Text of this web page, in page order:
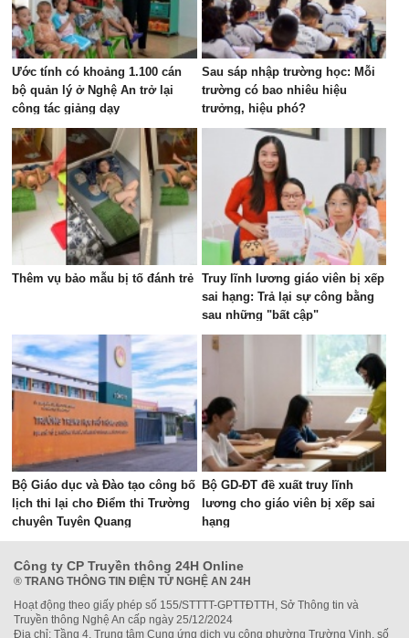
Ước tính có khoảng 1.100 cán
bộ quản lý ở Nghệ An trở lại
công tác giảng dạy
Sau sáp nhập trường học: Mỗi
trường có bao nhiêu hiệu
trưởng, hiệu phó?
Thêm vụ bảo mẫu bị tố đánh trẻ Truy lĩnh lương giáo viên bị xếp
sai hạng: Trả lại sự công bằng
sau những "bất cập"
Bộ Giáo dục và Đào tạo công bố
lịch thi lại cho Điểm thi Trường
chuyên Tuyên Quang
Bộ GD-ĐT đề xuất truy lĩnh
lương cho giáo viên bị xếp sai
hạng
Công ty CP Truyền thông 24H Online
® TRANG THÔNG TIN ĐIỆN TỬ NGHỆ AN 24H
Hoạt động theo giấy phép số 155/STTTT-GPTTĐTTH, Sở Thông tin và
Truyền thông Nghệ An cấp ngày 25/12/2024
Địa chỉ: Tầng 4, Trung tâm Cung ứng dịch vụ công phường Trường Vinh, số